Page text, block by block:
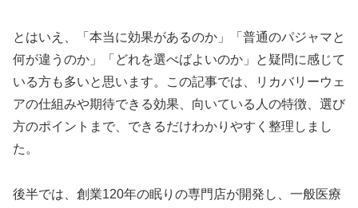
とはいえ、「本当に効果があるのか」「普通のパジャマと
何が違うのか」「どれを選べばよいのか」と疑問に感じて
いる方も多いと思います。この記事では、リカバリーウェ
アの仕組みや期待できる効果、向いている人の特徴、選び
方のポイントまで、できるだけわかりやすく整理しまし
た。
後半では、創業120年の眠りの専門店が開発し、一般医療